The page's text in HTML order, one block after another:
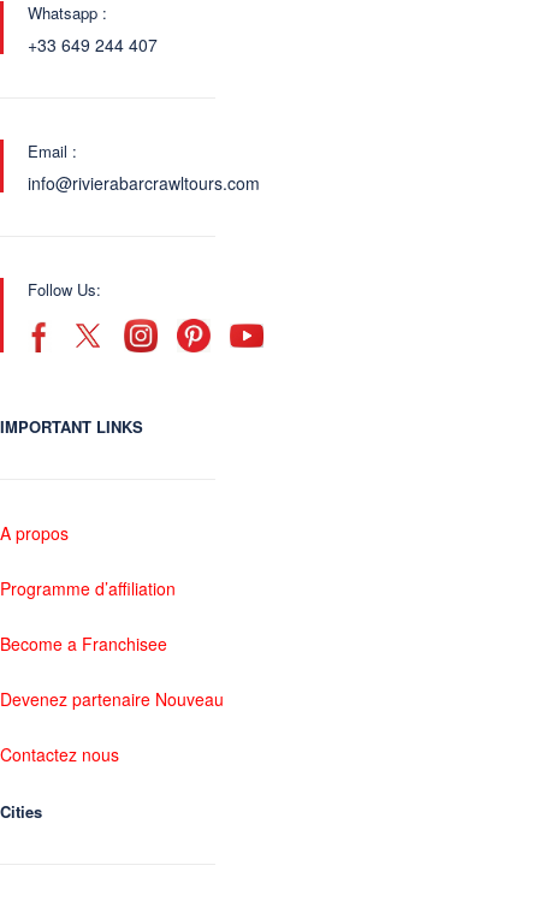
Whatsapp :
+33 649 244 407
Email :
info@rivierabarcrawltours.com
Follow Us:
IMPORTANT LINKS
A propos
Programme d’affiliation
Become a Franchisee
Devenez partenaire Nouveau
Contactez nous
Cities